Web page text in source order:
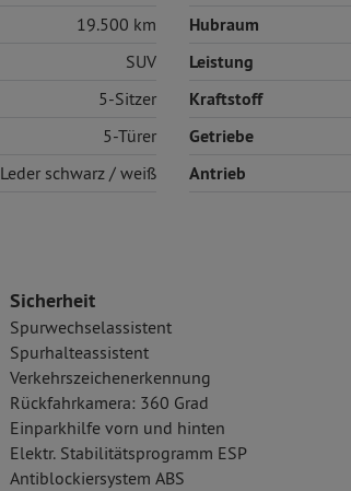
19.500 km
SUV
5-Sitzer
5-Türer
Leder schwarz / weiß
Hubraum
Leistung
Kraftstoff
Getriebe
Antrieb
Sicherheit
Spurwechselassistent
Spurhalteassistent
Verkehrszeichenerkennung
Rückfahrkamera: 360 Grad
Einparkhilfe vorn und hinten
Elektr. Stabilitätsprogramm ESP
Antiblockiersystem ABS